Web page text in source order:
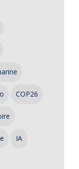
COP26
IA